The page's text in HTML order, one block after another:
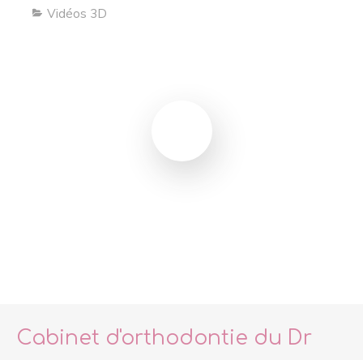
Vidéos 3D
Cabinet d'orthodontie du Dr